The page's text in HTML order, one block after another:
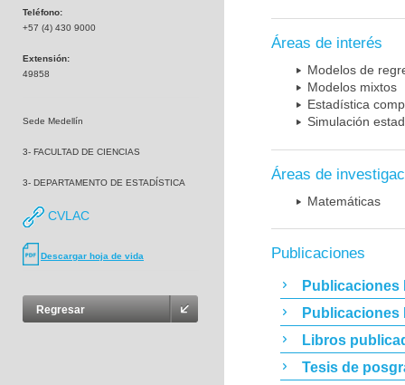
Teléfono:
+57 (4) 430 9000
Extensión:
49858
Sede Medellín
3- FACULTAD DE CIENCIAS
3- DEPARTAMENTO DE ESTADÍSTICA
CVLAC
Descargar hoja de vida
Regresar
Áreas de interés
Modelos de
Modelos mixtos
Estadística
Simulación
Áreas de
Matemáticas
Publicaciones
Publicaciones
Publicaciones
Libros
Tesis de